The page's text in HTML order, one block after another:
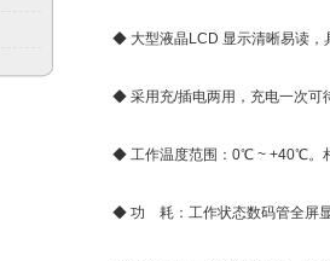
◆ 大型液晶LCD 显示清晰易读，
◆ 采用充/插电两用，充电一次可
◆ 工作温度范围：0℃ ~ +40℃。相
◆ 功 耗：工作状态数码管全屏显